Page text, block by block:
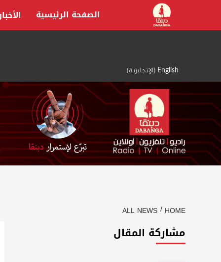
content
English
(الإنجليزية)
الصفحة الرئيسية
HOME
ALL NEWS
مشاركة المقال